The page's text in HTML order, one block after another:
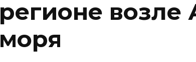
регионе возле
моря